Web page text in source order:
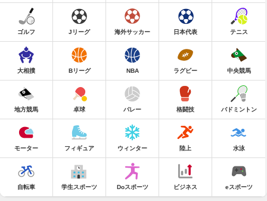
ゴルフ Jリーグ 海外サッカー 日本代表 テニス
大相撲 Bリーグ NBA ラグビー 中央競馬
地方競馬 卓球 バレー 格闘技 バドミントン
モーター フィギュア ウィンター 陸上 水泳
自転車 学生スポーツ Doスポーツ ビジネス eスポーツ